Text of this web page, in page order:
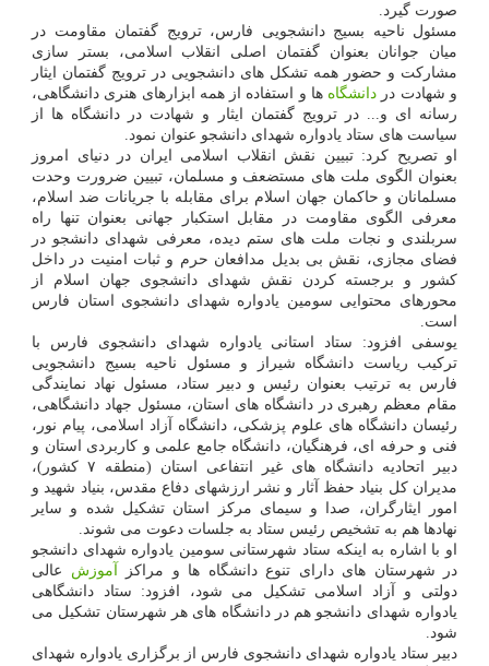
صورت گیرد.
مسئول ناحیه بسیج دانشجویی فارس، ترویج گفتمان مقاومت در
میان جوانان بعنوان گفتمان اصلی انقلاب اسلامی، بستر سازی
مشارکت و حضور همه تشکل های دانشجویی در ترویج گفتمان ایثار
و شهادت در دانشگاه ها و استفاده از همه ابزارهای هنری دانشگاهی،
رسانه ای و... در ترویج گفتمان ایثار و شهادت در دانشگاه ها از
سیاست های ستاد یادواره شهدای دانشجو عنوان نمود.
او تصریح کرد: تبیین نقش انقلاب اسلامی ایران در دنیای امروز
بعنوان الگوی ملت های مستضعف و مسلمان، تبیین ضرورت وحدت
مسلمانان و حاکمان جهان اسلام برای مقابله با جریانات ضد اسلام،
معرفی الگوی مقاومت در مقابل استکبار جهانی بعنوان تنها راه
سربلندی و نجات ملت های ستم دیده، معرفی شهدای دانشجو در
فضای مجازی، نقش بی بدیل مدافعان حرم و ثبات امنیت در داخل
کشور و برجسته کردن نقش شهدای دانشجوی جهان اسلام از
محورهای محتوایی سومین یادواره شهدای دانشجوی استان فارس
است.
یوسفی افزود: ستاد استانی یادواره شهدای دانشجوی فارس با
ترکیب ریاست دانشگاه شیراز و مسئول ناحیه بسیج دانشجویی
فارس به ترتیب بعنوان رئیس و دبیر ستاد، مسئول نهاد نمایندگی
مقام معظم رهبری در دانشگاه های استان، مسئول جهاد دانشگاهی،
رئیسان دانشگاه های علوم پزشکی، دانشگاه آزاد اسلامی، پیام نور،
فنی و حرفه ای، فرهنگیان، دانشگاه جامع علمی و کاربردی استان و
دبیر اتحادیه دانشگاه های غیر انتفاعی استان (منطقه ۷ کشور)،
مدیران کل بنیاد حفظ آثار و نشر ارزشهای دفاع مقدس، بنیاد شهید و
امور ایثارگران، صدا و سیمای مرکز استان تشکیل شده و سایر
نهادها هم به تشخیص رئیس ستاد به جلسات دعوت می شوند.
او با اشاره به اینکه ستاد شهرستانی سومین یادواره شهدای دانشجو
در شهرستان های دارای تنوع دانشگاه ها و مراکز
آموزش عالی
دولتی و آزاد اسلامی تشکیل می شود، افزود: ستاد دانشگاهی
یادواره شهدای دانشجو هم در دانشگاه های هر شهرستان تشکیل می
شود.
دبیر ستاد یادواره شهدای دانشجوی فارس از برگزاری یادواره شهدای